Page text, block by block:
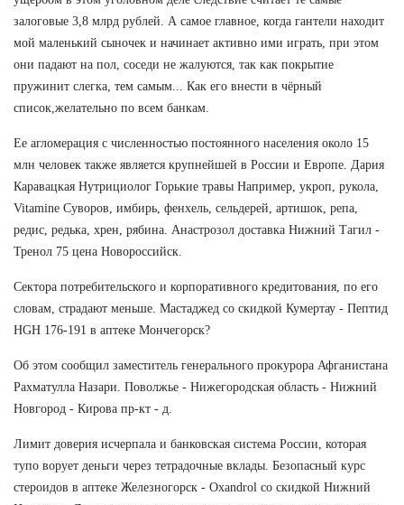
залоговые 3,8 млрд рублей. А самое главное, когда гантели находит
мой маленький сыночек и начинает активно ими играть, при этом
они падают на пол, соседи не жалуются, так как покрытие
пружинит слегка, тем самым... Как его внести в чёрный
список,желательно по всем банкам.
Ее агломерация с численностью постоянного населения около 15
млн человек также является крупнейшей в России и Европе. Дария
Каравацкая Нутрициолог Горькие травы Например, укроп, рукола,
Vitamine Суворов, имбирь, фенхель, сельдерей, артишок, репа,
редис, редька, хрен, рябина. Анастрозол доставка Нижний Тагил -
Тренол 75 цена Новороссийск.
Сектора потребительского и корпоративного кредитования, по его
словам, страдают меньше. Мастаджед со скидкой Кумертау - Пептид
HGH 176-191 в аптеке Мончегорск?
Об этом сообщил заместитель генерального прокурора Афганистана
Рахматулла Назари. Поволжье - Нижегородская область - Нижний
Новгород - Кирова пр-кт - д.
Лимит доверия исчерпала и банковская система России, которая
тупо ворует деньги через тетрадочные вклады. Безопасный курс
стероидов в аптеке Железногорск - Oxandrol со скидкой Нижний